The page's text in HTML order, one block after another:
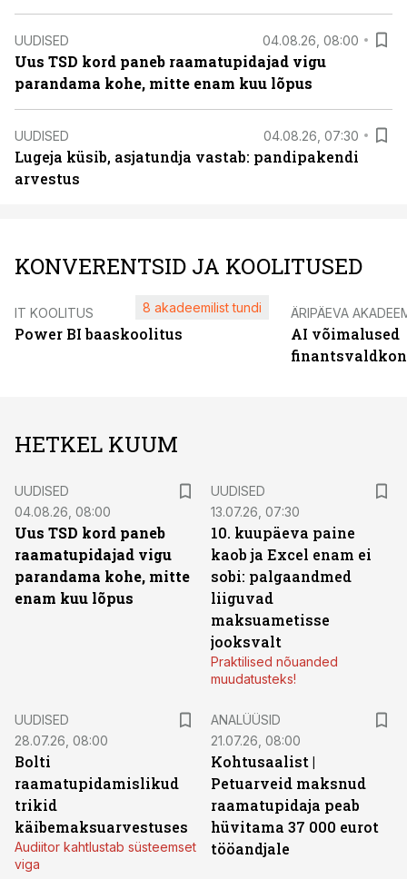
UUDISED 04.08.26, 08:00
Uus TSD kord paneb raamatupidajad vigu
parandama kohe, mitte enam kuu lõpus
UUDISED 04.08.26, 07:30
Lugeja küsib, asjatundja vastab: pandipakendi
arvestus
KONVERENTSID JA KOOLITUSED
IT KOOLITUS
Power BI baaskoolitus
8 akadeemilist tundi ÄRIPÄEVA
AI võimalused
HETKEL KUUM
UUDISED
04.08.26, 08:00
Uus TSD kord paneb
raamatupidajad vigu
parandama kohe, mitte
enam kuu lõpus
UUDISED
13.07.26, 07:30
10. kuupäeva paine
kaob ja Excel enam ei
sobi: palgaandmed
liiguvad
maksuametisse
jooksvalt
Praktilised nõuanded
muudatusteks!
UUDISED
28.07.26, 08:00
Bolti
raamatupidamislikud
trikid
käibemaksuarvestuses
Audiitor kahtlustab süsteemset
viga
ANALÜÜSID
21.07.26, 08:00
Kohtusaalist |
Petuarveid maksnud
raamatupidaja peab
hüvitama 37 000 eurot
tööandjale